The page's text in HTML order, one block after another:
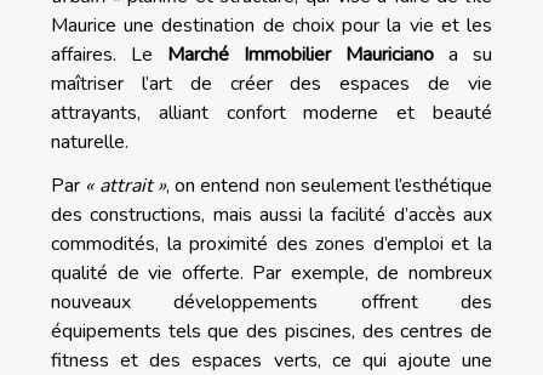
Maurice une destination de choix pour la vie et les
affaires. Le Marché Immobilier Mauriciano a su
maîtriser l’art de créer des espaces de vie
attrayants, alliant confort moderne et beauté
naturelle.
Par « attrait », on entend non seulement l’esthétique
des constructions, mais aussi la facilité d’accès aux
commodités, la proximité des zones d’emploi et la
qualité de vie offerte. Par exemple, de nombreux
nouveaux développements offrent des
équipements tels que des piscines, des centres de
fitness et des espaces verts, ce qui ajoute une